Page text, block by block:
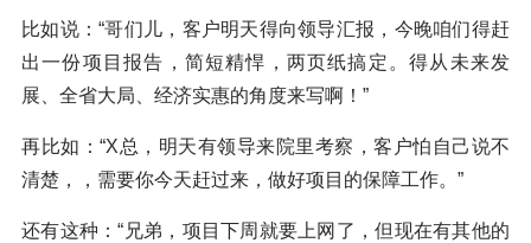
比如说：“哥们儿，客户明天得向领导汇报，今晚咱们得赶
出一份项目报告，简短精悍，两页纸搞定。得从未来发
展、全省大局、经济实惠的角度来写啊！”
再比如：“X总，明天有领导来院里考察，客户怕自己说不
清楚，，需要你今天赶过来，做好项目的保障工作。”
还有这种：“兄弟，项目下周就要上网了，但现在有其他的